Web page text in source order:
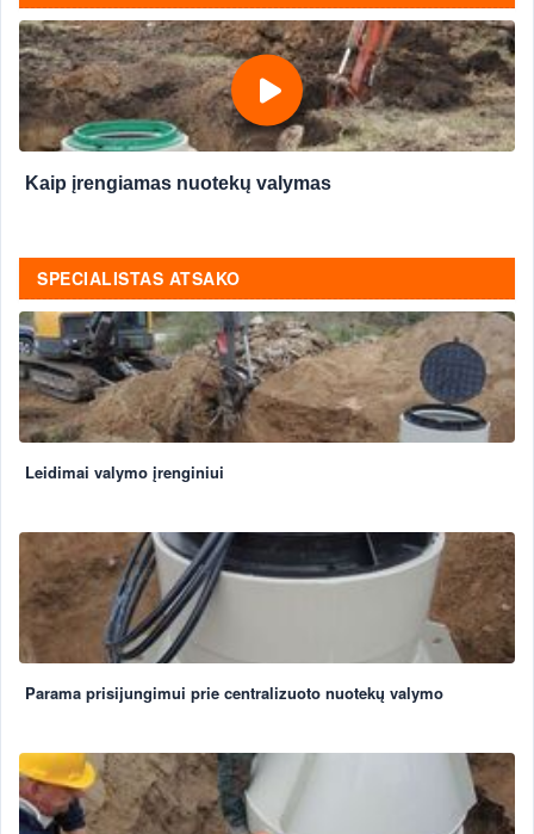
Kaip įrengiamas nuotekų valymas
SPECIALISTAS ATSAKO
Leidimai valymo įrenginiui
Parama prisijungimui prie centralizuoto nuotekų valymo